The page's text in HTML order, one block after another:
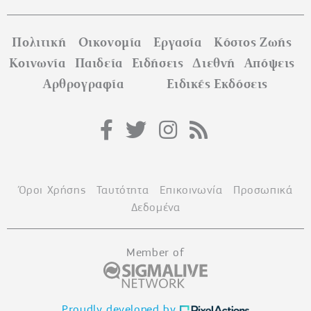
Πολιτική Οικονομία Εργασία
Κόστος Ζωής
Κοινωνία
Παιδεία Ειδήσεις Διεθνή
Απόψεις
Αρθρογραφία
Ειδικές Εκδόσεις
Όροι Χρήσης Ταυτότητα Επικοινωνία
Προσωπικά
Δεδομένα
Member of